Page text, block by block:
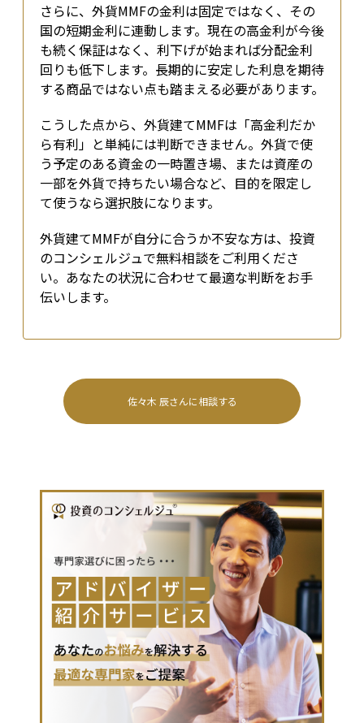
さらに、外貨MMFの金利は固定ではなく、その
国の短期金利に連動します。現在の高金利が今後
も続く保証はなく、利下げが始まれば分配金利
回りも低下します。長期的に安定した利息を期待
する商品ではない点も踏まえる必要があります。
こうした点から、外貨建てMMFは「高金利だか
ら有利」と単純には判断できません。外貨で使
う予定のある資金の一時置き場、または資産の
一部を外貨で持ちたい場合など、目的を限定し
て使うなら選択肢になります。
外貨建てMMFが自分に合うか不安な方は、投資
のコンシェルジュで無料相談をご利用くださ
い。あなたの状況に合わせて最適な判断をお手
伝いします。
佐々木 辰さんに相談する